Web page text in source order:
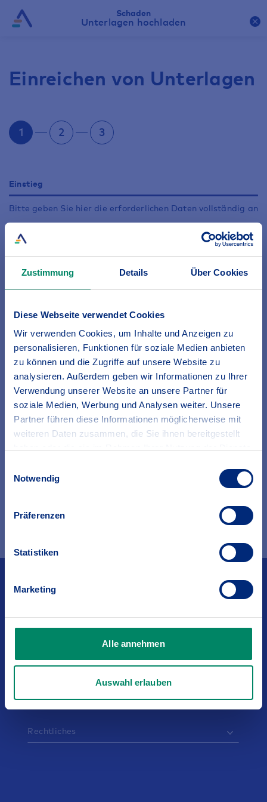
Zustimmung Details Über Cookies
Diese Webseite verwendet Cookies
Wir verwenden Cookies, um Inhalte und Anzeigen zu
personalisieren, Funktionen für soziale Medien anbieten
zu können und die Zugriffe auf unsere Website zu
analysieren. Außerdem geben wir Informationen zu Ihrer
Verwendung unserer Website an unsere Partner für
soziale Medien, Werbung und Analysen weiter. Unsere
Partner führen diese Informationen möglicherweise mit
weiteren Daten zusammen, die Sie ihnen bereitgestellt
Erfahren Sie in unserer
mehr
darüber, wer wir sind, wie Sie uns kontaktieren können
Notwendig
Präferenzen
Statistiken
Marketing
Alle annehmen
Auswahl erlauben
Schaden
Unterlagen hochladen
Kontakt
Über den BGV
Rechtliches